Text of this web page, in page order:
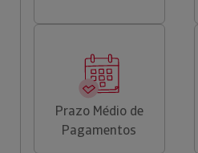
Prazo Médio de
Pagamentos